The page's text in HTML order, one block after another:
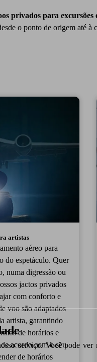
privados para excursões
o ponto de origem até
artistas
aéreo para
do espetáculo. Quer
numa digressão ou
jactos privados
com conforto e
voo são adaptados
artista, garantindo
de horários e
acordo com o seu
de horários
serviço. Você pode ver